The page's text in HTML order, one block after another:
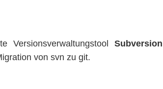
Subversion
von svn zu git.